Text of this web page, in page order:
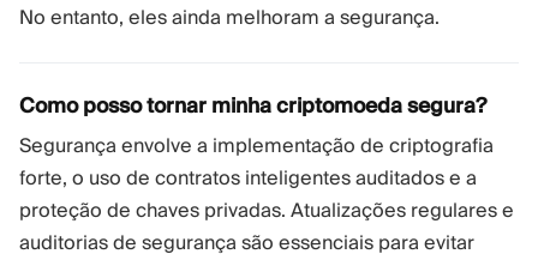
No entanto, eles ainda melhoram a segurança.
Como posso tornar minha criptomoeda segura?
Segurança envolve a implementação de criptografia
forte, o uso de contratos inteligentes auditados e a
proteção de chaves privadas. Atualizações regulares e
auditorias de segurança são essenciais para evitar